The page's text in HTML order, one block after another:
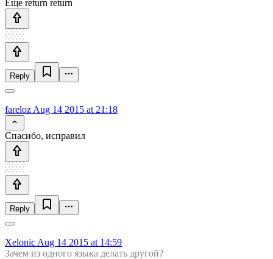
Еще return return
Reply
fareloz Aug 14 2015 at 21:18
Спасибо, исправил
Reply
Xelonic Aug 14 2015 at 14:59
Зачем из одного языка делать другой?